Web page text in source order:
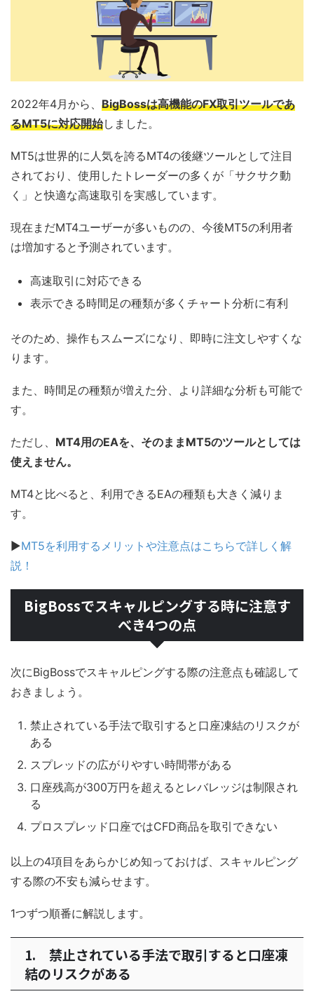
2022年4月から、 BigBossは高機能のFX取引ツールであ
るMT5に対応開始しました。
MT5は世界的に人気を誇るMT4の後継ツールとして注目
されており、使用したトレーダーの多くが「サクサク動
く」と快適な高速取引を実感しています。
現在まだMT4ユーザーが多いものの、今後MT5の利用者
は増加すると予測されています。
高速取引に対応できる
表示できる時間足の種類が多くチャート分析に有利
そのため、操作もスムーズになり、即時に注文しやすくな
ります。
また、時間足の種類が増えた分、より詳細な分析も可能で
す。
ただし、 MT4用のEAを、そのままMT5のツールとしては
使えません。
MT4と比べると、利用できるEAの種類も大きく減りま
す。
▶MT5を利用するメリットや注意点はこちらで詳しく解
説！
BigBossでスキャルピングする時に注意す
べき4つの点
次にBigBossでスキャルピングする際の注意点も確認して
おきましょう。
禁止されている手法で取引すると口座凍結のリスクが
ある
スプレッドの広がりやすい時間帯がある
口座残高が300万円を超えるとレバレッジは制限され
る
プロスプレッド口座ではCFD商品を取引できない
以上の4項目をあらかじめ知っておけば、スキャルピング
する際の不安も減らせます。
1つずつ順番に解説します。
1. 禁止されている手法で取引すると口座凍
結のリスクがある